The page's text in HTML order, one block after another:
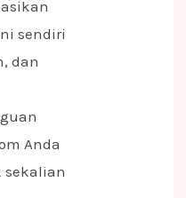
sendiri
dan
Anda
sekalian